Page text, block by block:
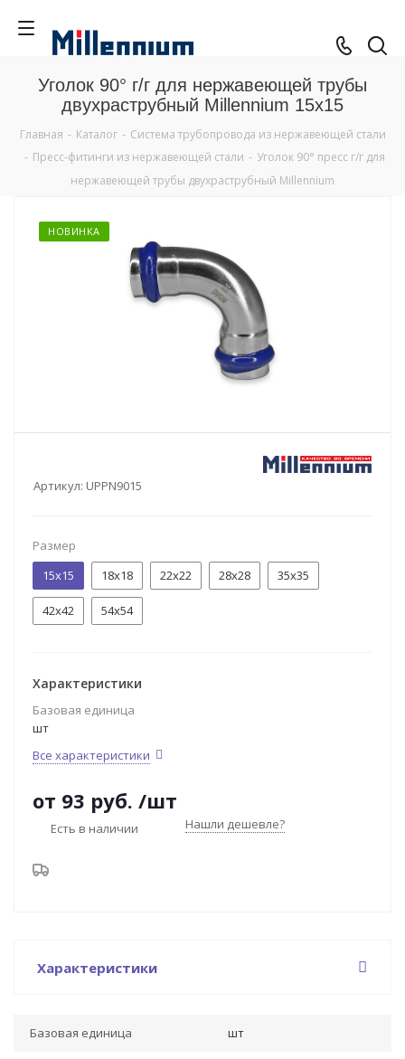
Уголок 90° г/г для нержавеющей трубы
двухраструбный Millennium 15х15
Главная - Каталог - Система трубопровода из нержавеющей стали
- Пресс-фитинги из нержавеющей стали - Уголок 90° пресс г/г для
нержавеющей трубы двухраструбный Millennium
НОВИНКА
Артикул: UPPN9015
Размер
15х15
18х18 22х22 28х28 35х35
42х42 54х54
Характеристики
Базовая единица
шт
Все характеристики
от 93 руб. /шт
Есть в наличии Нашли дешевле?
Характеристики
Базовая единица шт